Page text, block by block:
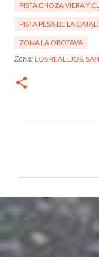
PISTA CHOZA VIERA Y
PISTA PESA DE LA
ZONA LA OROTAVA
Zona: LOS REALEJOS,
n
a